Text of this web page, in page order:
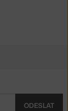
ODESLAT